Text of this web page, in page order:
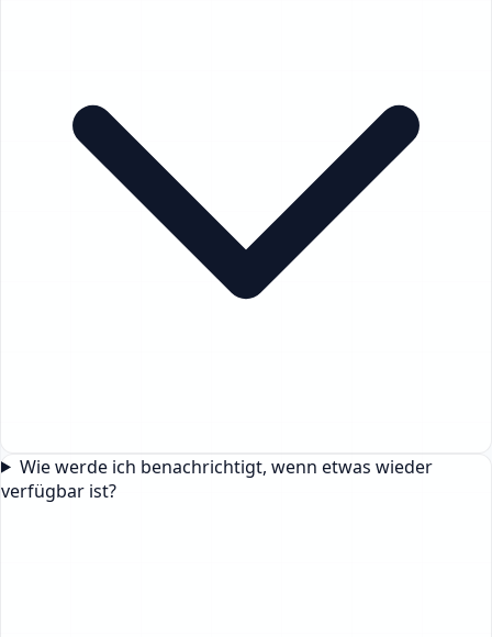
Wie werde ich benachrichtigt, wenn etwas wieder
verfügbar ist?